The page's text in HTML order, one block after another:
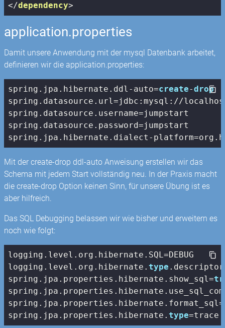
</dependency>
application.properties
Damit unsere Anwendung mit der mysql Datenbank arbeitet,
definieren wir die application.properties:
spring.jpa.hibernate.ddl-auto=create-drop
spring.datasource.url=jdbc:mysql://
spring.datasource.username=jumpstart
spring.datasource.password=jumpstart
spring.jpa.hibernate.dialect-
Mit der create-drop ddl-auto Anweisung erstellen wir das
Schema mit jedem Start vollständig neu. In der Praxis macht
die create-drop Option keinen Sinn, für unsere Übung ist es
aber hilfreich.
Das SQL Debugging belassen wir wie bisher und erweitern es
noch wie folgt:
logging.level.org.hibernate.SQL=DEBUG
logging.level.org.hibernate.type
spring.jpa.properties.hibernate.show_sql=
spring.jpa.properties.hibernate.format_sql=
spring.jpa.properties.hibernate.type=trace